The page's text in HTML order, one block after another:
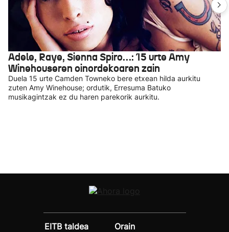
Adele, Raye, Sienna Spiro…: 15 urte Amy
Winehouseren oinordekoaren zain
Duela 15 urte Camden Towneko bere etxean hilda aurkitu
zuten Amy Winehouse; ordutik, Erresuma Batuko
musikagintzak ez du haren parekorik aurkitu.
EITB taldea
Orain